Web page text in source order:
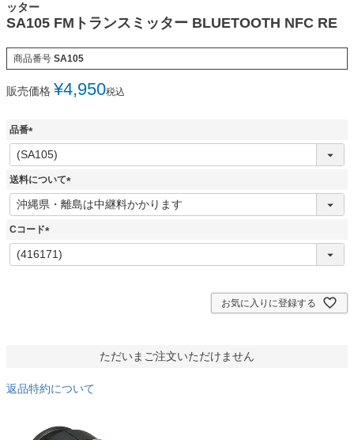
ッター
SA105 FMトランスミッター BLUETOOTH NFC RE
商品番号 SA105
販売価格 ¥4,950税込
品番
(
必
須
送料について
(
必
Cコード
(
必
お気に入りに登録する
ただいまご注文いただけません
返品特約について